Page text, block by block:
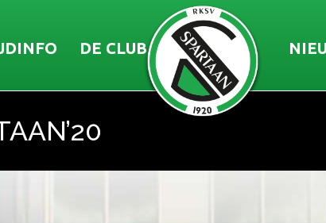
DE CLUB